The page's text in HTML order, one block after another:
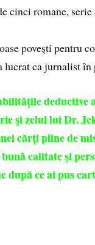
cinci romane, serie
poveşti pentru
lucrat ca jurnalist în
deductive
şi zelul lui Dr.
cărţi pline de
calitate şi
după ce ai pus